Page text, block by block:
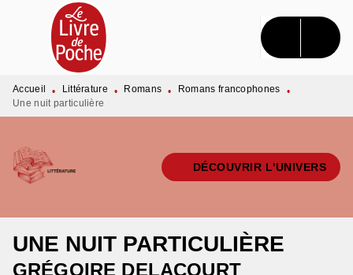
MENU RECHERCHE CONTENU
PIED DE PAGE
Accueil • Littérature • Romans • Romans francophones
•
Une nuit particulière
DÉCOUVRIR L'UNIVERS
UNE NUIT PARTICULIÈRE
GRÉGOIRE DELACOURT